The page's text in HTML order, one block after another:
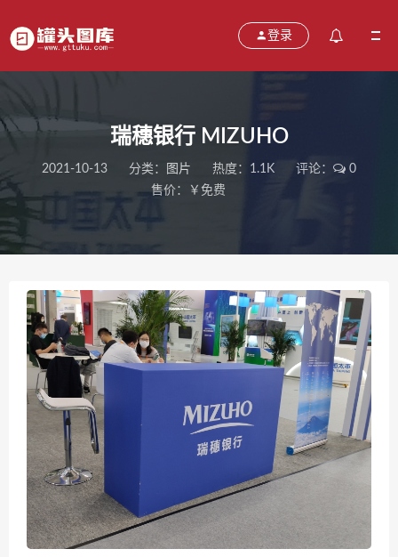
登录
瑞穗银行 MIZUHO
2021-10-13 分类： 图片 热度：1.1K 评论：
0
售价：￥免费